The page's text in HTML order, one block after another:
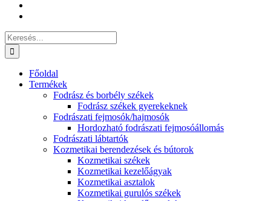
Keresés...
Főoldal
Termékek
Fodrász és borbély székek
Fodrász székek gyerekeknek
Fodrászati fejmosók/hajmosók
Hordozható fodrászati fejmosóállomás
Fodrászati lábtartók
Kozmetikai berendezések és bútorok
Kozmetikai székek
Kozmetikai kezelőágyak
Kozmetikai asztalok
Kozmetikai gurulós székek